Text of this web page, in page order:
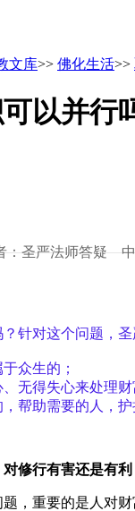
文库>> 佛化生活>>
以并行
：圣严法师答疑
针对这个问题，圣
众生的；
得失心来处理财
助需要的人，护
修行有害还是有利
，重要的是人对